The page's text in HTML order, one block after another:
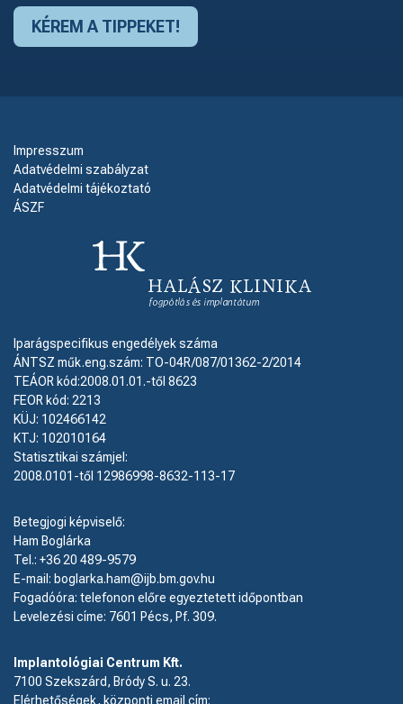
Impresszum
Adatvédelmi szabályzat
Adatvédelmi tájékoztató
ÁSZF
Iparágspecifikus engedélyek száma
ÁNTSZ műk.eng.szám: TO-04R/087/01362-2/2014
TEÁOR kód:2008.01.01.-től 8623
FEOR kód: 2213
KÜJ: 102466142
KTJ: 102010164
Statisztikai számjel:
2008.0101-től 12986998-8632-113-17
Betegjogi képviselő:
Ham Boglárka
Tel.: +36 20 489-9579
E-mail: boglarka.ham@ijb.bm.gov.hu
Fogadóóra: telefonon előre egyeztetett időpontban
Levelezési címe: 7601 Pécs, Pf. 309.
Implantológiai Centrum Kft.
7100 Szekszárd, Bródy S. u. 23.
Elérhetőségek, központi email cím: